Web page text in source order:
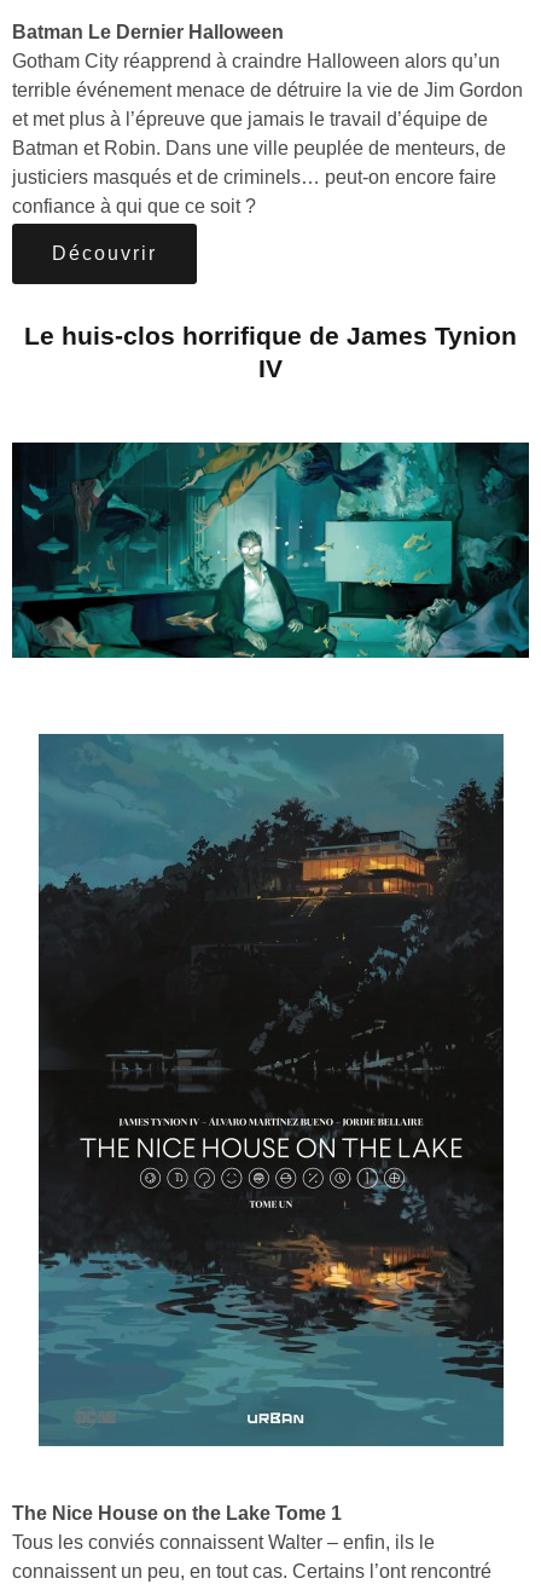
Batman Le Dernier Halloween
Gotham City réapprend à craindre Halloween alors qu’un
terrible événement menace de détruire la vie de Jim Gordon
et met plus à l’épreuve que jamais le travail d’équipe de
Batman et Robin. Dans une ville peuplée de menteurs, de
justiciers masqués et de criminels… peut-on encore faire
confiance à qui que ce soit ?
Découvrir
Le huis-clos horrifique de James Tynion
IV
The Nice House on the Lake Tome 1
Tous les conviés connaissent Walter – enfin, ils le
connaissent un peu, en tout cas. Certains l’ont rencontré